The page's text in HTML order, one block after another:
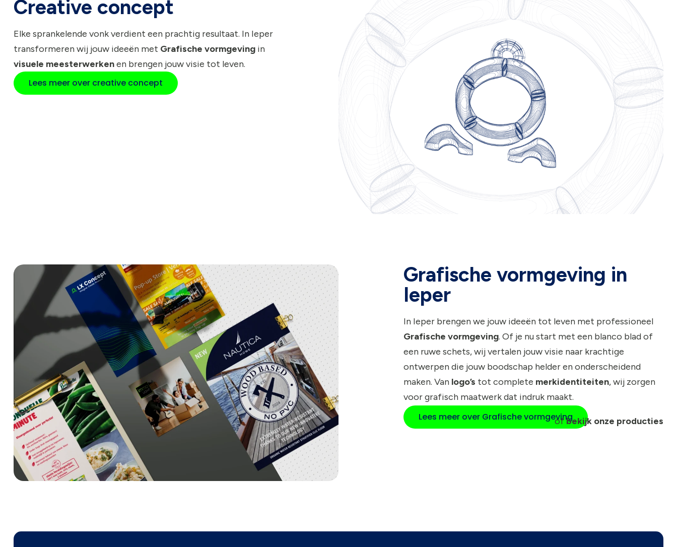
Creative concept
Elke sprankelende vonk verdient een prachtig resultaat. In Ieper
transformeren wij jouw ideeën met Grafische vormgeving in
visuele meesterwerkenen brengen jouw visie tot leven.
Lees meer over creative concept
Grafische vormgeving in
Ieper
In Ieper brengen we jouw ideeën tot leven met professioneel
Grafische vormgeving. Of je nu start met een blanco blad of
een ruwe schets, wij vertalen jouw visie naar krachtige
ontwerpen die jouw boodschap helder en onderscheidend
maken. Van logo’s tot complete merkidentiteiten, wij zorgen
voor grafisch maatwerk dat indruk maakt.
Lees meer over Grafische vormgeving
ofbekijk onze producties